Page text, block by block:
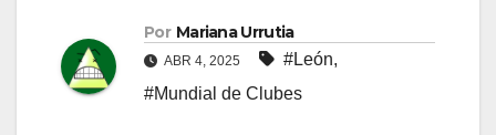
Por Mariana Urrutia
ABR 4, 2025 #León,
#Mundial de Clubes